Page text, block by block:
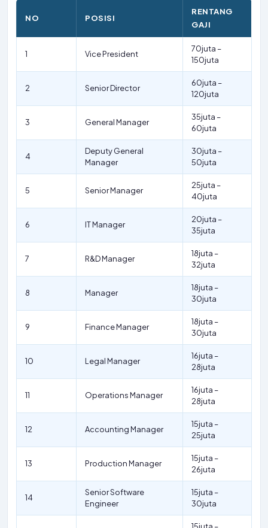
NO POSISI
RENTANG
GAJI
1 Vice President
70juta –
150juta
2 Senior Director
60juta –
120juta
3 General Manager
35juta –
60juta
4
Deputy General
Manager
30juta –
50juta
5 Senior Manager
25juta –
40juta
6 IT Manager
20juta –
35juta
7 R&D Manager
18juta –
32juta
8 Manager
18juta –
30juta
9 Finance Manager
18juta –
30juta
10 Legal Manager
16juta –
28juta
11 Operations Manager
16juta –
28juta
12 Accounting Manager
15juta –
25juta
13 Production Manager
15juta –
26juta
14
Senior Software
Engineer
15juta –
30juta